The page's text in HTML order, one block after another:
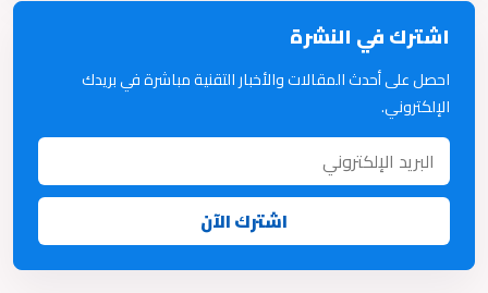
اشترك في النشرة
احصل على أحدث المقالات والأخبار التقنية مباشرة في بريدك
الإلكتروني.
اشترك الآن